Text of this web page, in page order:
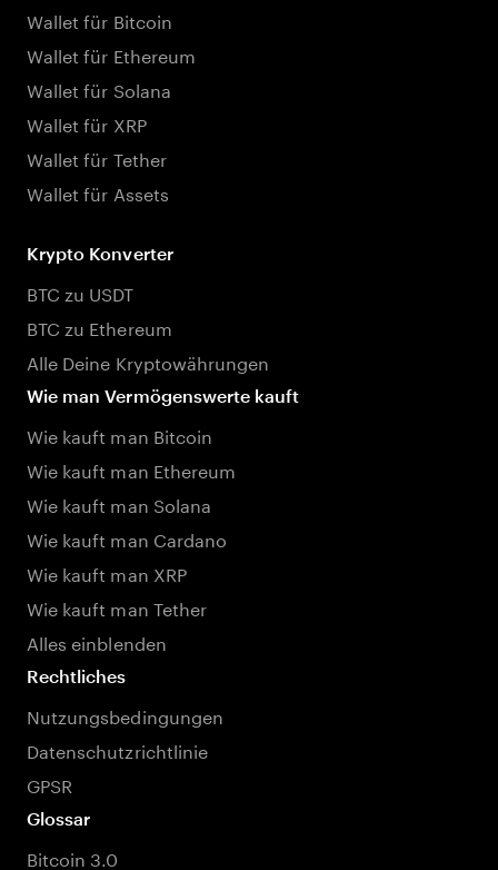
Wallet für Bitcoin
Wallet für Ethereum
Wallet für Solana
Wallet für XRP
Wallet für Tether
Wallet für Assets
Krypto Konverter
BTC zu USDT
BTC zu Ethereum
Alle Deine Kryptowährungen
Wie man Vermögenswerte kauft
Wie kauft man Bitcoin
Wie kauft man Ethereum
Wie kauft man Solana
Wie kauft man Cardano
Wie kauft man XRP
Wie kauft man Tether
Alles einblenden
Rechtliches
Nutzungsbedingungen
Datenschutzrichtlinie
GPSR
Glossar
Bitcoin 3.0